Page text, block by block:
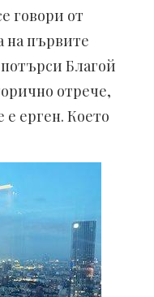
говори от
на първите
Благой
отрече,
е ерген. Което